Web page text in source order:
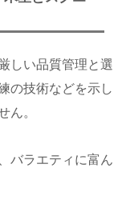
しい品質管理と選
の技術などを示し
ん。
バラエティに富ん